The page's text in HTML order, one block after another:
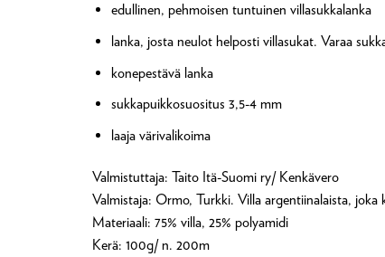
edullinen, pehmoisen tuntuinen villasukkalanka
lanka, josta neulot helposti villasukat. Varaa
konepestävä lanka
sukkapuikkosuositus 3,5-4 mm
laaja värivalikoima
Valmistuttaja: Taito Itä-Suomi ry/ Kenkävero
Valmistaja: Ormo, Turkki. Villa argentiinalaista, joka
Materiaali: 75% villa, 25% polyamidi
Kerä: 100g/ n. 200m